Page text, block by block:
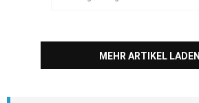
MEHR ARTIKEL LADEN